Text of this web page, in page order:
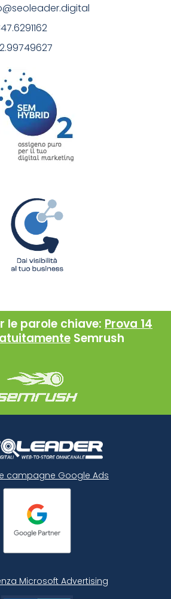
le parole chiave: Prova 14
Semrush
campagne Google Ads
Microsoft Advertising